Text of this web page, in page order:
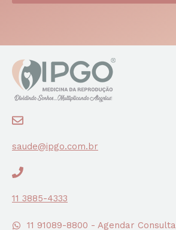
saude@ipgo.com.br
11 3885-4333
11 91089-8800 - Agendar Consulta